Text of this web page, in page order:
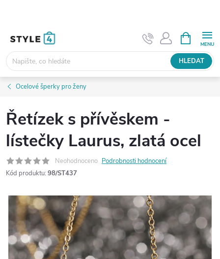
HLEDAT
NÁKUPNÍ
KOŠÍK
Ocelové šperky pro ženy
Řetízek s přívěskem -
lístečky Laurus, zlatá ocel
Neohodnoceno Podrobnosti hodnocení
Kód produktu: 98/ST437